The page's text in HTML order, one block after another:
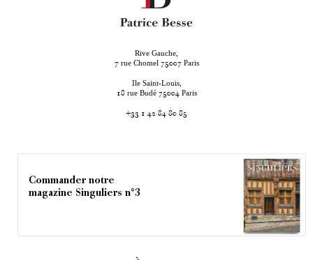
Rive Gauche,
7 rue Chomel 75007 Paris
Ile Saint-Louis,
18 rue Budé 75004 Paris
+33 1 42 84 80 85
Commander notre
magazine Singuliers n°3